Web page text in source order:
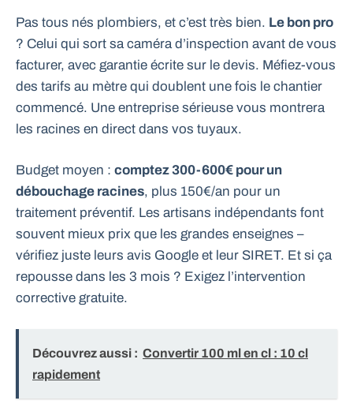
Pas tous nés plombiers, et c’est très bien. Le bon pro
? Celui qui sort sa caméra d’inspection avant de vous
facturer, avec garantie écrite sur le devis. Méfiez-vous
des tarifs au mètre qui doublent une fois le chantier
commencé. Une entreprise sérieuse vous montrera
les racines en direct dans vos tuyaux.
Budget moyen : comptez 300-600€ pour un
débouchage racines, plus 150€/an pour un
traitement préventif. Les artisans indépendants font
souvent mieux prix que les grandes enseignes –
vérifiez juste leurs avis Google et leur SIRET. Et si ça
repousse dans les 3 mois ? Exigez l’intervention
corrective gratuite.
Découvrez aussi : Convertir 100 ml en cl : 10 cl
rapidement